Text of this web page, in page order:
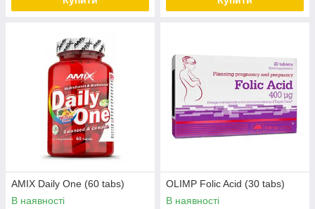
AMIX Daily One (60 tabs)
В наявності
OLIMP Folic Acid (30 tabs)
В наявності